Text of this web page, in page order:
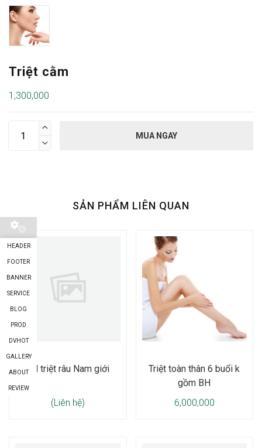
Triệt cằm
1,300,000


MUA NGAY
SẢN PHẨM LIÊN QUAN
BH triệt râu Nam giới
(Liên hệ)
Triệt toàn thân 6 buổi k
gồm BH
6,000,000
HEADER
FOOTER
BANNER
SERVICE
BLOG
PROD
DVHOT
GALLERY
ABOUT
REVIEW